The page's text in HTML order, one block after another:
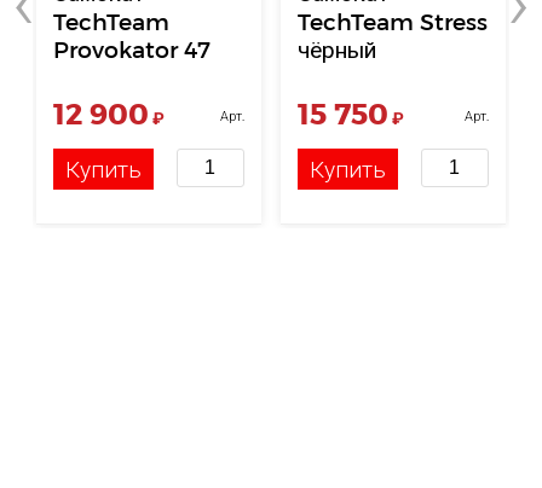
TechTeam
Provokator 47
12 900 ₽
Арт.
Купить
TechTeam Stress
чёрный
15 750 ₽
Арт.
Купить